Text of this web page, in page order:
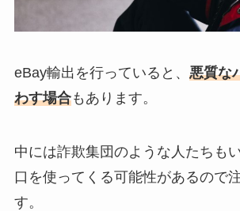
eBay輸出を行っていると、 悪質な
わす場合もあります。
中には詐欺集団のような人たちも
口を使ってくる可能性があるので
す。